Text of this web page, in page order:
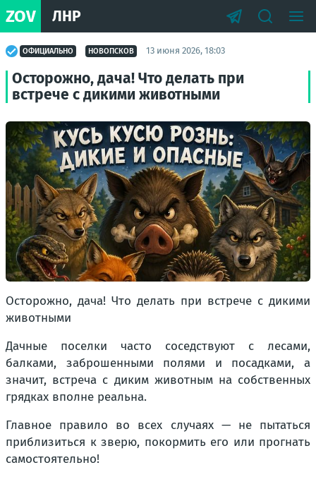
ZOV ЛНР
ОФИЦИАЛЬНО НОВОПСКОВ 13 июня 2026, 18:03
Осторожно, дача! Что делать при
встрече с дикими животными
Осторожно, дача! Что делать при встрече с дикими
животными
Дачные поселки часто соседствуют с лесами,
балками, заброшенными полями и посадками, а
значит, встреча с диким животным на собственных
грядках вполне реальна.
Главное правило во всех случаях — не пытаться
приблизиться к зверю, покормить его или прогнать
самостоятельно!